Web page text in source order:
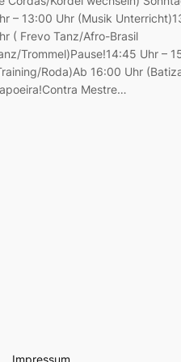
– 13:00 Uhr (Musik
( Frevo Tanz/Afro-Brasil
Trommel)Pause!14:45 Uhr –
Roda)Ab 16:00 Uhr
Mestre…